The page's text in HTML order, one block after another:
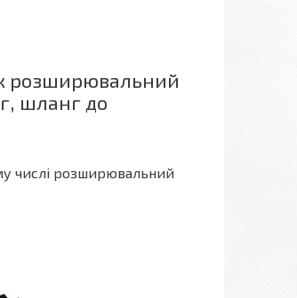
розширювальний
шланг до
числі розширювальний